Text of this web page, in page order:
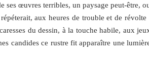
ses œuvres terribles, un paysage peut-être,
aux heures de trouble et de révolte
du dessin, à la touche habile, aux
candides ce rustre fit apparaître une